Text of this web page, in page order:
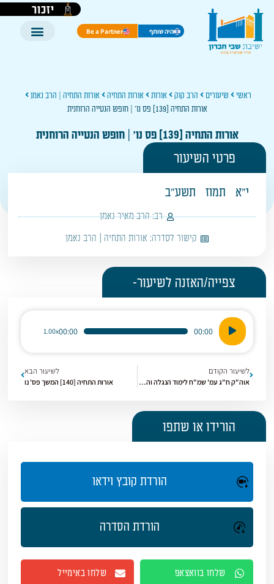
יזכור
היה שותף Be a Partner
ראשי שיעורים הרב קוק אורות אורות התחיה
אורות התחיה | הרב נאמן
אורות התחיה [139] פס נו' | חופש הנטייה הרוחנית
אורות התחיה [139] פס נו' | חופש הנטייה הרוחנית
פרטי השיעור
י"א תמוז תשע"ב
רב: הרב מאיר נאמן
קישור לסדרה: אורות התחיה | הרב נאמן
צפייה/האזנה לשיעור-
נגן
אודיו
00:00
00:00
1.00x
לשיעור הקודם
אוה"ק ח"ג עמ' שמ"ח לימוד הנגלה והנסתר | אורות התחיה [138]
לשיעור הבא
אורות התחיה [140] המשך פס' נו
הורידו או שתפו
הורדת קובץ וידאו
הורדת הסדרה
שלחו בוואצאפ שלחו באימייל